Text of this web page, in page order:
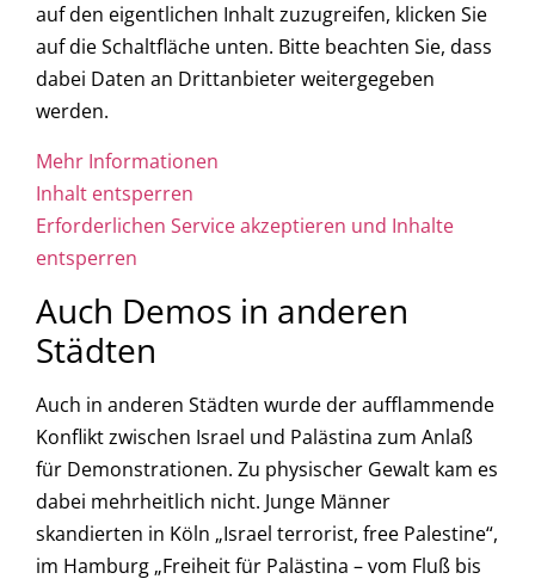
auf den eigentlichen Inhalt zuzugreifen, klicken Sie
auf die Schaltfläche unten. Bitte beachten Sie, dass
dabei Daten an Drittanbieter weitergegeben
werden.
Mehr Informationen
Inhalt entsperren
Erforderlichen Service akzeptieren und Inhalte
entsperren
Auch Demos in anderen
Städten
Auch in anderen Städten wurde der aufflammende
Konflikt zwischen Israel und Palästina zum Anlaß
für Demonstrationen. Zu physischer Gewalt kam es
dabei mehrheitlich nicht. Junge Männer
skandierten in Köln „Israel terrorist, free Palestine“,
im Hamburg „Freiheit für Palästina – vom Fluß bis